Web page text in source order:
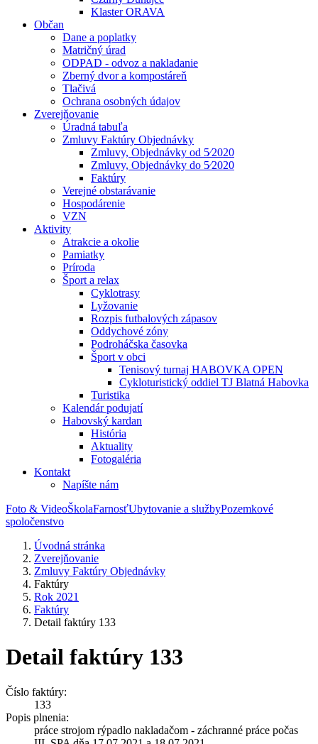
Klaster ORAVA
Občan
Dane a poplatky
Matričný úrad
ODPAD - odvoz a nakladanie
Zberný dvor a kompostáreň
Tlačivá
Ochrana osobných údajov
Zverejňovanie
Úradná tabuľa
Zmluvy Faktúry Objednávky
Zmluvy, Objednávky od 5⁄2020
Zmluvy, Objednávky do 5⁄2020
Faktúry
Verejné obstarávanie
Hospodárenie
VZN
Aktivity
Atrakcie a okolie
Pamiatky
Príroda
Šport a relax
Cyklotrasy
Lyžovanie
Rozpis futbalových zápasov
Oddychové zóny
Podroháčska časovka
Šport v obci
Tenisový turnaj HABOVKA OPEN
Cykloturistický oddiel TJ Blatná Habovka
Turistika
Kalendár podujatí
Habovský kardan
História
Aktuality
Fotogaléria
Kontakt
Napíšte nám
Foto & VideoŠkolaFarnosťUbytovanie a službyPozemkové
spoločenstvo
Úvodná stránka
Zverejňovanie
Zmluvy Faktúry Objednávky
Faktúry
Rok 2021
Faktúry
Detail faktúry 133
Detail faktúry 133
Číslo faktúry:
133
Popis plnenia:
práce strojom rýpadlo nakladačom - záchranné práce počas